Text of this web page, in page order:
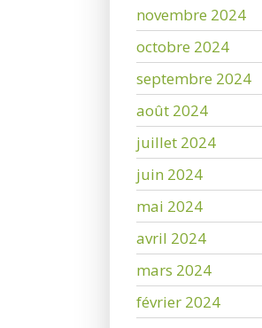
novembre 2024
octobre 2024
septembre 2024
août 2024
juillet 2024
juin 2024
mai 2024
avril 2024
mars 2024
février 2024